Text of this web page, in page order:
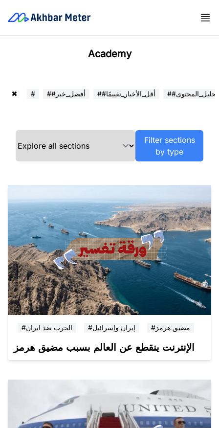
Academy
# ##أفضل_خبر ##أقل_الأخبار_تقييمًا ##تحليل_المحتوى
Filter sections
by type
#الحرب ضد ايران #إيران وإسرائيل #مضيق هرمز
الإنترنت ينقطع عن العالم بسبب مضيق هرمز